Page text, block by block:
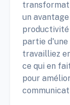
un
productivité
partie d'une
travailliez
ce qui en
pour